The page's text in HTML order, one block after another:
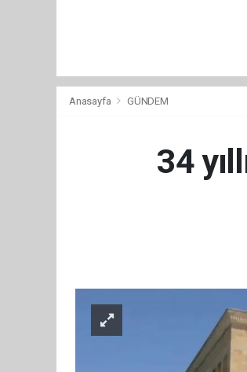
Anasayfa GÜNDEM
34